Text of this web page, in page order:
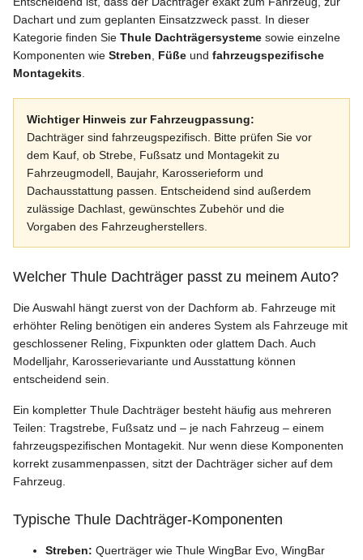
Dachart und zum geplanten Einsatzzweck passt. In dieser
Kategorie finden Sie Thule Dachträgersysteme sowie einzelne
Komponenten wie Streben Füße und fahrzeugspezifische
Montagekits
Wichtiger Hinweis zur Fahrzeugpassung:
Dachträger sind fahrzeugspezifisch. Bitte prüfen Sie vor
dem Kauf, ob Strebe, Fußsatz und Montagekit zu
Fahrzeugmodell, Baujahr, Karosserieform und
Dachausstattung passen. Entscheidend sind außerdem
zulässige Dachlast, gewünschtes Zubehör und die
Vorgaben des Fahrzeugherstellers.
Welcher Thule Dachträger passt zu meinem Auto?
Die Auswahl hängt zuerst von der Dachform ab. Fahrzeuge mit
erhöhter Reling benötigen ein anderes System als Fahrzeuge mit
geschlossener Reling, Fixpunkten oder glattem Dach. Auch
Modelljahr, Karosserievariante und Ausstattung können
entscheidend sein.
Ein kompletter Thule Dachträger besteht häufig aus mehreren
Teilen: Tragstrebe, Fußsatz und – je nach Fahrzeug – einem
fahrzeugspezifischen Montagekit. Nur wenn diese Komponenten
korrekt zusammenpassen, sitzt der Dachträger sicher auf dem
Fahrzeug.
Typische Thule Dachträger-Komponenten
Streben: Querträger wie Thule WingBar Evo, WingBar